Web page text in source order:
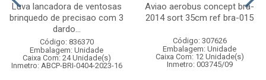
Luva lancadora de ventosas
brinquedo de precisao com 3
dardo...
Código: 836370
Embalagem: Unidade
Caixa Com: 24 Unidade(s)
Inmetro: ABCP-BRI-0404-2023-16
Aviao aerobus concept bra-
2014 sort 35cm ref bra-015
Código: 307626
Embalagem: Unidade
Caixa Com: 12 Unidade(s)
Inmetro: 003745/09